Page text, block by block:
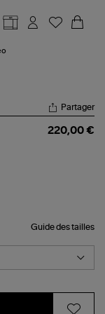
Partager
220,00 €
Guide des tailles